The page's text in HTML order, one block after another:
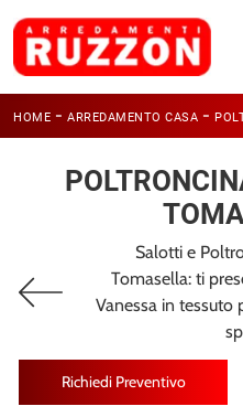
HOME - ARREDAMENTO CASA -
Salotti e
Tomasella: ti
Vanessa in tessuto
Richiedi Preventivo